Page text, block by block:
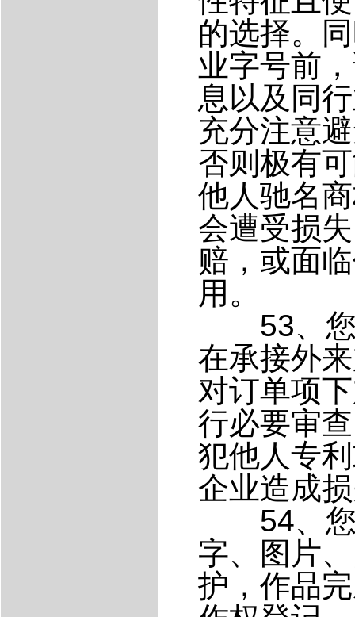
的选择。
业字号前
息以及同
充分注意
否则极有
他人驰名
会遭受损
赔，或面
用。
53、您
在承接外
对订单项
行必要审
犯他人专
企业造成
54、您
字、图片
护，作品